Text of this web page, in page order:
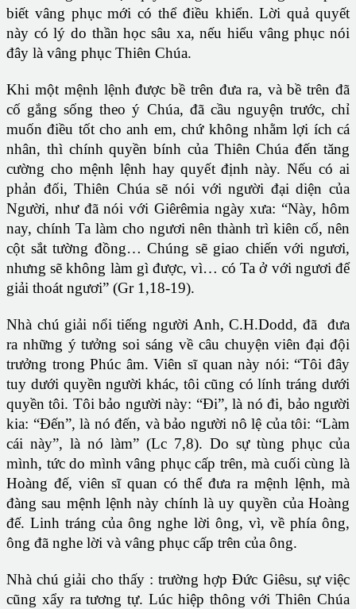
biết vâng phục mới có thể điều khiển. Lời quả quyết
này có lý do thần học sâu xa, nếu hiểu vâng phục nói
đây là vâng phục Thiên Chúa.
Khi một mệnh lệnh được bề trên đưa ra, và bề trên đã
cố gắng sống theo ý Chúa, đã cầu nguyện trước, chỉ
muốn điều tốt cho anh em, chứ không nhằm lợi ích cá
nhân, thì chính quyền bính của Thiên Chúa đến tăng
cường cho mệnh lệnh hay quyết định này. Nếu có ai
phản đối, Thiên Chúa sẽ nói với người đại diện của
Người, như đã nói với Giêrêmia ngày xưa: “Này, hôm
nay, chính Ta làm cho ngươi nên thành trì kiên cố, nên
cột sắt tường đồng… Chúng sẽ giao chiến với ngươi,
nhưng sẽ không làm gì được, vì… có Ta ở với ngươi để
giải thoát ngươi” (Gr 1,18-19).
Nhà chú giải nổi tiếng người Anh, C.H.Dodd, đã đưa
ra những ý tưởng soi sáng về câu chuyện viên đại đội
trưởng trong Phúc âm. Viên sĩ quan này nói: “Tôi đây
tuy dưới quyền người khác, tôi cũng có lính tráng dưới
quyền tôi. Tôi bảo người này: “Đi”, là nó đi, bảo người
kia: “Đến”, là nó đến, và bảo người nô lệ của tôi: “Làm
cái này”, là nó làm” (Lc 7,8). Do sự tùng phục của
mình, tức do mình vâng phục cấp trên, mà cuối cùng là
Hoàng đế, viên sĩ quan có thể đưa ra mệnh lệnh, mà
đàng sau mệnh lệnh này chính là uy quyền của Hoàng
đế. Linh tráng của ông nghe lời ông, vì, về phía ông,
ông đã nghe lời và vâng phục cấp trên của ông.
Nhà chú giải cho thấy : trường hợp Đức Giêsu, sự việc
cũng xẩy ra tương tự. Lúc hiệp thông với Thiên Chúa